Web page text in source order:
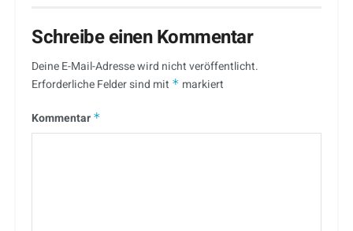
Schreibe einen Kommentar
Deine E-Mail-Adresse wird nicht veröffentlicht.
Erforderliche Felder sind mit * markiert
Kommentar *